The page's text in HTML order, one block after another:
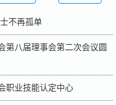
不再孤单
第八届理事会第二次会议圆
职业技能认定中心